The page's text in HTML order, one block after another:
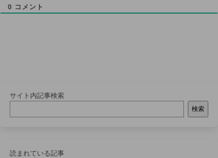
0 コメント
サイト内記事検索
検索
読まれている記事